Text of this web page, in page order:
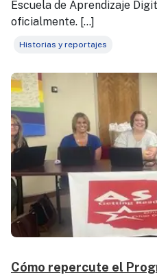
Escuela de Aprendizaje
oficialmente. [...]
Historias y reportajes
Cómo repercute el